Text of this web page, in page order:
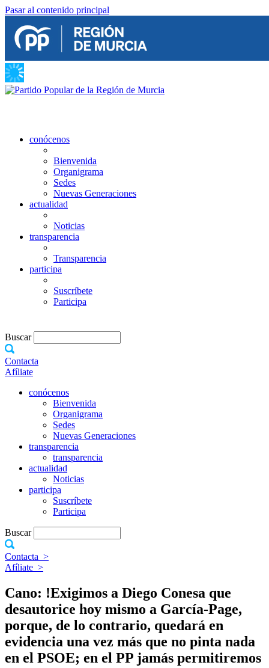
Pasar al contenido principal
conócenos
Bienvenida
Organigrama
Sedes
Nuevas Generaciones
actualidad
Noticias
transparencia
Transparencia
participa
Suscríbete
Participa
Buscar
Contacta
Afíliate
conócenos
Bienvenida
Organigrama
Sedes
Nuevas Generaciones
transparencia
transparencia
actualidad
Noticias
participa
Suscríbete
Participa
Buscar
Contacta >
Afíliate >
Cano: !Exigimos a Diego Conesa que
desautorice hoy mismo a Garcí­a-Page,
porque, de lo contrario, quedará en
evidencia una vez más que no pinta nada
en el PSOE; en el PP jamás permitiremos